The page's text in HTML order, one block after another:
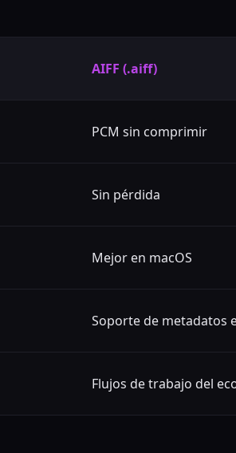
AIFF (.aiff)
PCM sin comprimir
Sin pérdida
Mejor en macOS
Soporte de metadatos
Flujos de trabajo del